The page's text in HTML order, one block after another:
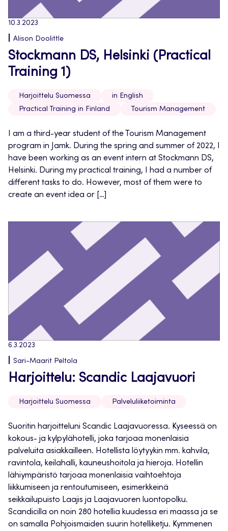
10.3.2023
Alison Doolittle
Stockmann DS, Helsinki (Practical
Training 1)
Harjoittelu Suomessa
in English
Practical Training in Finland
Tourism Management
I am a third-year student of the Tourism Management
program in Jamk. During the spring and summer of 2022, I
have been working as an event intern at Stockmann DS,
Helsinki. During my practical training, I had a number of
different tasks to do. However, most of them were to
create an event idea or […]
6.3.2023
Sari-Maarit Peltola
Harjoittelu: Scandic Laajavuori
Harjoittelu Suomessa Palveluliiketoiminta
Suoritin harjoitteluni Scandic Laajavuoressa. Kyseessä on
kokous- ja kylpylähotelli, joka tarjoaa monenlaisia
palveluita asiakkailleen. Hotellista löytyykin mm. kahvila,
ravintola, keilahalli, kauneushoitola ja hieroja. Hotellin
lähiympäristö tarjoaa monenlaisia vaihtoehtoja
liikkumiseen ja rentoutumiseen, esimerkkeinä
seikkailupuisto Laajis ja Laajavuoren luontopolku.
Scandicilla on noin 280 hotellia kuudessa eri maassa ja se
on samalla Pohjoismaiden suurin hotelliketju. Kymmenen